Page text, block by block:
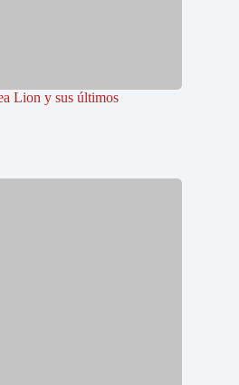
Lion y sus últimos